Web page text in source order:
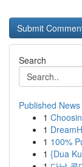
Search
Published News
1
1
1 100%
1 {Dua